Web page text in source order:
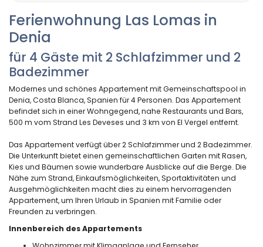
Ferienwohnung Las Lomas in
Denia
für 4 Gäste mit 2 Schlafzimmer und 2
Badezimmer
Modernes und schönes Appartement mit Gemeinschaftspool in
Denia, Costa Blanca, Spanien für 4 Personen. Das Appartement
befindet sich in einer Wohngegend, nahe Restaurants und Bars,
500 m vom Strand Les Deveses und 3 km von El Vergel entfernt.
Das Appartement verfügt über 2 Schlafzimmer und 2 Badezimmer.
Die Unterkunft bietet einen gemeinschaftlichen Garten mit Rasen,
Kies und Bäumen sowie wunderbare Ausblicke auf die Berge. Die
Nähe zum Strand, Einkaufsmöglichkeiten, Sportaktivitäten und
Ausgehmöglichkeiten macht dies zu einem hervorragenden
Appartement, um Ihren Urlaub in Spanien mit Familie oder
Freunden zu verbringen.
Innenbereich des Appartements